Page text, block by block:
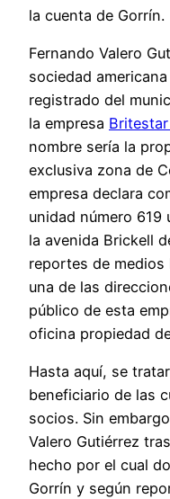
la cuenta de Gorrín.
Fernando Valero
sociedad
registrado del
la empresa
nombre sería la
exclusiva zona de
empresa declara
unidad número 619
la avenida Brickell
reportes de
una de las
público de esta
oficina propiedad
Hasta aquí, se
beneficiario de las
socios. Sin
Valero Gutiérrez
hecho por el cual
Gorrín y según